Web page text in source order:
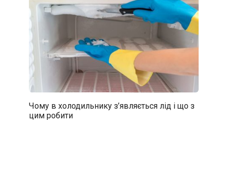
Чому в холодильнику з’являється лід і що з
цим робити